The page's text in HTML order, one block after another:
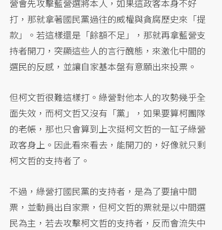
營會先攻擊藍營選將本人，如果這政客本身不好
打，那就拿著國民黨過往的威權與貪腐歷史來「提
款」。若這樣還是「餘額不足」，那就再拿藍營支
持者開刀，突顯這些人的言行醜態，來激化中間的
選民的反感，並讓自家基本盤有意願出來投票。
但柯文哲很難這樣打。綠營對他本人的攻勢幾乎全
面失效，而柯文哲又沒有「黨」，如果要算柯團隊
的老帳，那也只會算到上次挺柯文哲的一缸子綠營
政客身上。因此看來看去，能開刀的，好像就只剩
柯文哲的支持者了。
不過，綠營打國民黨的支持者，是為了要搶中間
票，並動員出自家票，但柯文哲的票就是以中間選
民為主，若去攻擊柯文哲的支持者，反而會流失中